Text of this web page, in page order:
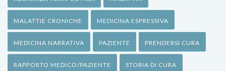
MALATTIE CRONICHE MEDICINA ESPRESSIVA
MEDICINA NARRATIVA PAZIENTE PRENDERSI CURA
RAPPORTO MEDICO/PAZIENTE STORIA DI CURA